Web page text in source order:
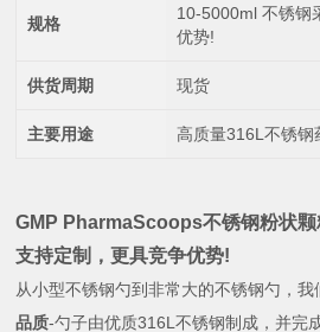
规格
10-5000ml 不锈钢
优势!
供货周期 现货
主要用途 高质量316L不锈钢
GMP PharmaScoops不锈钢粉状颗
支持定制，更具竞争优势!
从小型不锈钢勺到非常大的不锈钢勺，我
品质-勺子由优质316L不锈钢制成，并完